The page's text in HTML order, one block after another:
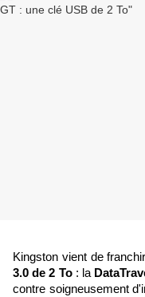
Kingston vient de
3.0 de 2 To: la
contre soigneusement